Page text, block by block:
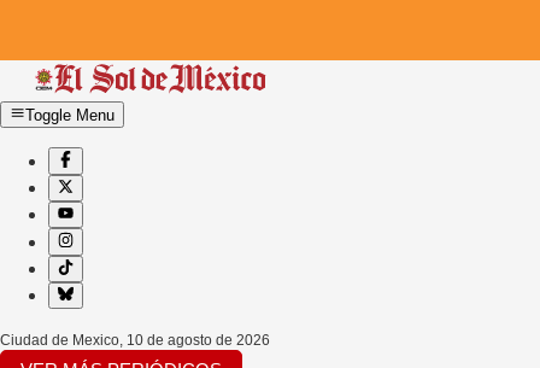
Toggle Menu
Ciudad de Mexico, 10 de agosto de 2026